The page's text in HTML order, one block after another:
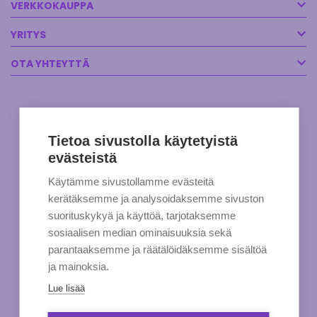
VERKKOKAUPPA
YRITYS
OTA YHTEYTTÄ
Tietoa sivustolla käytetyistä
evästeistä
Käytämme sivustollamme evästeitä
kerätäksemme ja analysoidaksemme sivuston
suorituskykyä ja käyttöä, tarjotaksemme
sosiaalisen median ominaisuuksia sekä
parantaaksemme ja räätälöidäksemme sisältöä
ja mainoksia.
Lue lisää